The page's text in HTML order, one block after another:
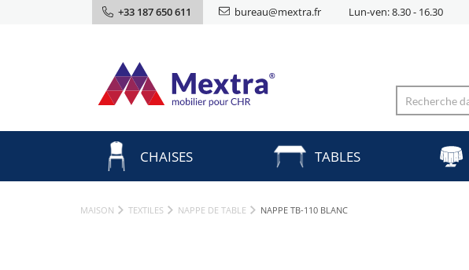
+33 187 650 611 bureau@mextra.fr Lun-ven: 8.30 - 16.30
CHAISES TABLES
MAISON TEXTILES NAPPE DE TABLE NAPPE TB-110 BLANC